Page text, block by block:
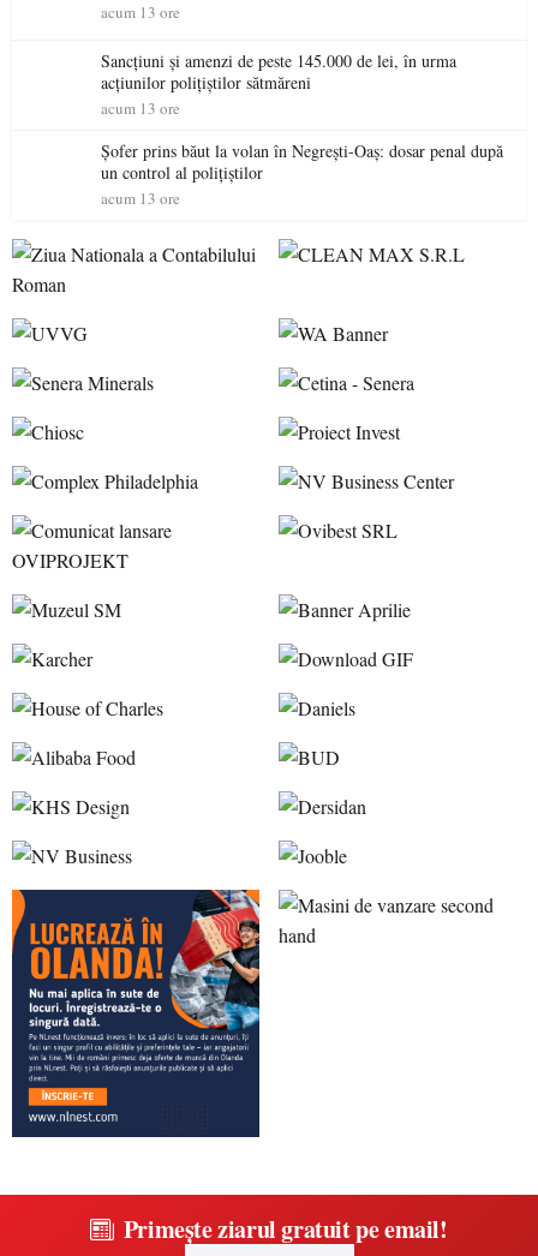
acum 13 ore
Sancțiuni și amenzi de peste 145.000 de lei, în urma
acțiunilor polițiștilor sătmăreni
acum 13 ore
Șofer prins băut la volan în Negrești-Oaș: dosar penal după
un control al polițiștilor
acum 13 ore
Primește ziarul gratuit pe email!